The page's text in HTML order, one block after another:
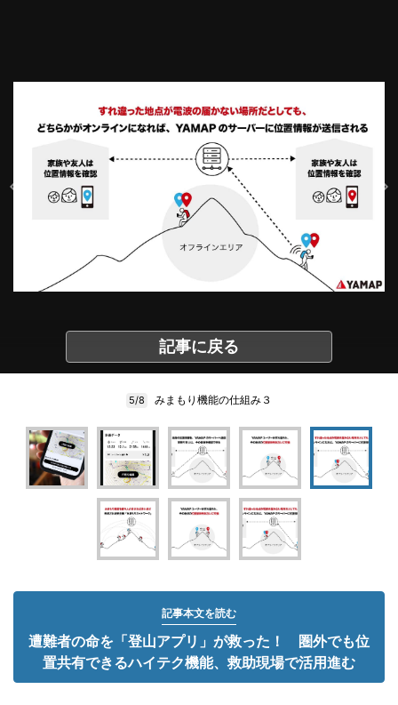
記事に戻る
5/8 みまもり機能の仕組み３
記事本文を読む
遭難者の命を「登山アプリ」が救った！ 圏外でも位
置共有できるハイテク機能、救助現場で活用進む